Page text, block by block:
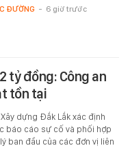
ĐƯỜNG - 6 giờ trước
tỷ đồng: Công an
tồn tại
Xây dựng Đắk Lắk xác định
báo cáo sự cố và phối hợp
ban đầu của các đơn vị liên